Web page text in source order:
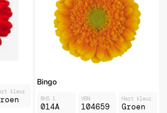
kleur
Bingo
RHS 1
014A
VBN
104659
Hart kleur
Groen